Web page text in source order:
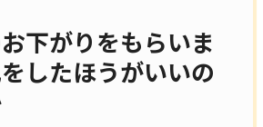
下がりをもらいま
したほうがいいの